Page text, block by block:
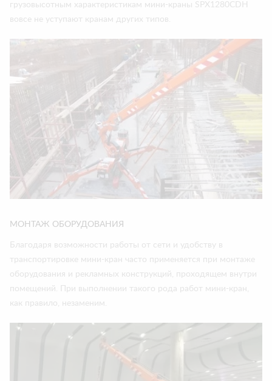
грузовысотным характеристикам мини-краны SPX1280CDH
вовсе не уступают кранам других типов.
МОНТАЖ ОБОРУДОВАНИЯ
Благодаря возможности работы от сети и удобству в
транспортировке мини-кран часто применяется при монтаже
оборудования и рекламных конструкций, проходящем внутри
помещений. При выполнении такого рода работ мини-кран,
как правило, незаменим.